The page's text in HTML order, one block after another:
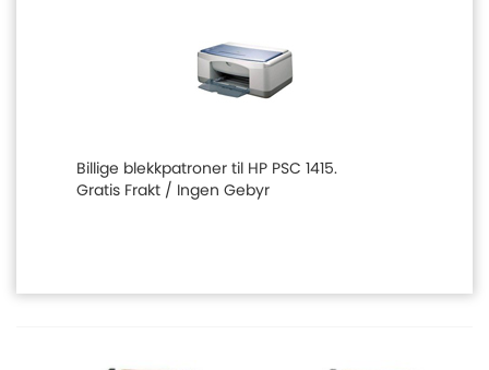
Billige blekkpatroner til HP PSC 1415.
Gratis Frakt / Ingen Gebyr